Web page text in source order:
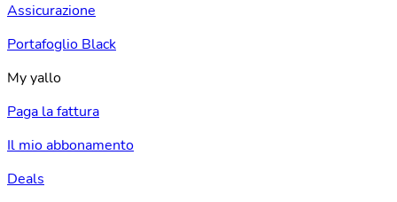
Assicurazione
Portafoglio Black
My yallo
Paga la fattura
Il mio abbonamento
Deals